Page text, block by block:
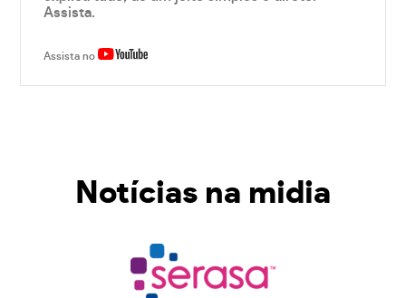
Assista.
Assista no
Notícias na midia